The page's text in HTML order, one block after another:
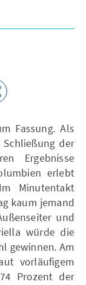
Fassung. Als
der
Ergebnisse
erlebt
Minutentakt
kaum jemand
und
würde die
gewinnen. Am
vorläufigem
Prozent der